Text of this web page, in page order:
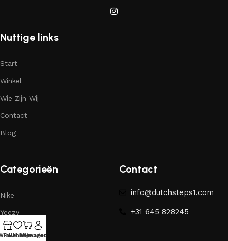
Nuttige links
Start
Winkel
Wie Zijn Wij
Contact
Blog
Categorieën
Nike
Yeezy
Contact
info@dutchsteps1.com
+31 645 828245
Favorieten
Winkelwagen
Mijn account